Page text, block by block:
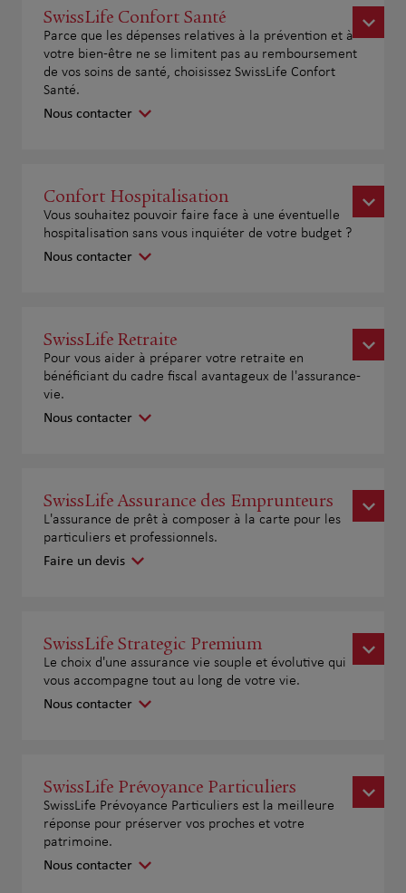
SwissLife Confort Santé
Parce que les dépenses relatives à la prévention et à
votre bien-être ne se limitent pas au remboursement
de vos soins de santé, choisissez SwissLife Confort
Santé.
Nous contacter
Confort Hospitalisation
Vous souhaitez pouvoir faire face à une éventuelle
hospitalisation sans vous inquiéter de votre budget ?
Nous contacter
SwissLife Retraite
Pour vous aider à préparer votre retraite en
bénéficiant du cadre fiscal avantageux de l'assurance-
vie.
Nous contacter
SwissLife Assurance des Emprunteurs
L'assurance de prêt à composer à la carte pour les
particuliers et professionnels.
Faire un devis
SwissLife Strategic Premium
Le choix d'une assurance vie souple et évolutive qui
vous accompagne tout au long de votre vie.
Nous contacter
SwissLife Prévoyance Particuliers
SwissLife Prévoyance Particuliers est la meilleure
réponse pour préserver vos proches et votre
patrimoine.
Nous contacter